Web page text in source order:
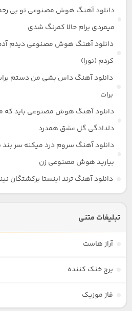
دانلود آهنگ هوش مصنوعی تو بی
میمردی برام حالا کمرنگ شدی
دانلود آهنگ هوش مصنوعی دیدم
کردم (نورا)
دانلود آهنگ داس بشی من دستم
برات
دانلود آهنگ هوش مصنوعی باید که
دلدادگی گل عشق همدرد
دانلود آهنگ سروم درد میکنه سر بند
بیارید هوش مصنوعی زن
دانلود آهنگ ترند اینستا برکشتگان
تبلیغات متنی
آراز هاست
برج خنک کننده
فاز موزیک